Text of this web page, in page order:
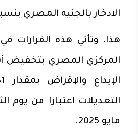
الادخار بالجنيه المصري بنسبة
هذا، وتأتي هذه القرارات
المركزي المصري بتخفيض
مايو 2025.